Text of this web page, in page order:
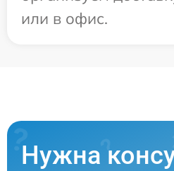
или в офис.
Нужна